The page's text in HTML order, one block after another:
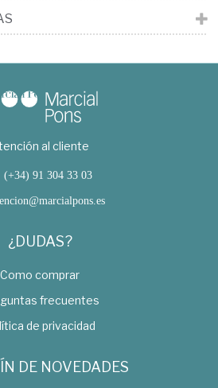
al cliente
(+34) 91 304 33 03
¿DUDAS?
Como comprar
frecuentes
de privacidad
DE NOVEDADES